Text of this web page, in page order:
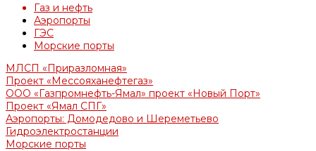
Газ и нефть
Аэропорты
ГЭС
Морские порты
МЛСП «Приразломная»
Проект «Мессояханефтегаз»
ООО «Газпромнефть-Ямал» проект «Новый Порт»
Проект «Ямал СПГ»
Аэропорты: Домодедово и Шереметьево
Гидроэлектростанции
Морские порты